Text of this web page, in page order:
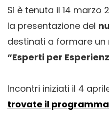
Si è tenuta il 14 marzo
la presentazione del
destinati a formare un
“Esperti per
Incontri iniziati il 4
trovate il programma